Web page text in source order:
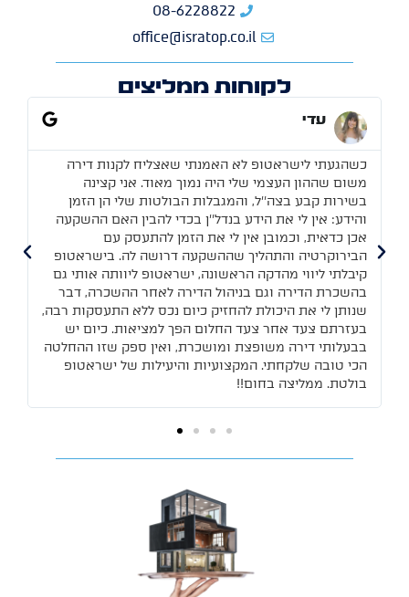
08-6228822
office@isratop.co.il
לקוחות ממליצים
עדי
כשהגעתי לישראטופ לא האמנתי שאצליח לקנות דירה
משום שההון העצמי שלי היה נמוך מאוד. אני קצינה
בשירות קבע בצה''ל, והמגבלות הבולטות שלי הן הזמן
והידע: אין לי את הידע בנדל''ן בכדי להבין האם ההשקעה
אכן כדאית, וכמובן אין לי את הזמן להתעסק עם
הבירוקרטיה והתהליך שההשקעה דרושה לה. בישראטופ
קיבלתי ליווי מהדקה הראשונה, ישראטופ ליוותה אותי גם
בהשכרת הדירה וגם בניהול הדירה לאחר ההשכרה, דבר
שנותן לי את היכולת להחזיק כיום נכס ללא התעסקות רבה,
בעזרתם צעד אחר צעד החלום הפך למציאות. כיום יש
בבעלותי דירה משופצת ומושכרת, ואין ספק שזו ההחלטה
הכי טובה שלקחתי. המקצועיות והיעילות של ישראטופ
בולטת. ממליצה בחום!!